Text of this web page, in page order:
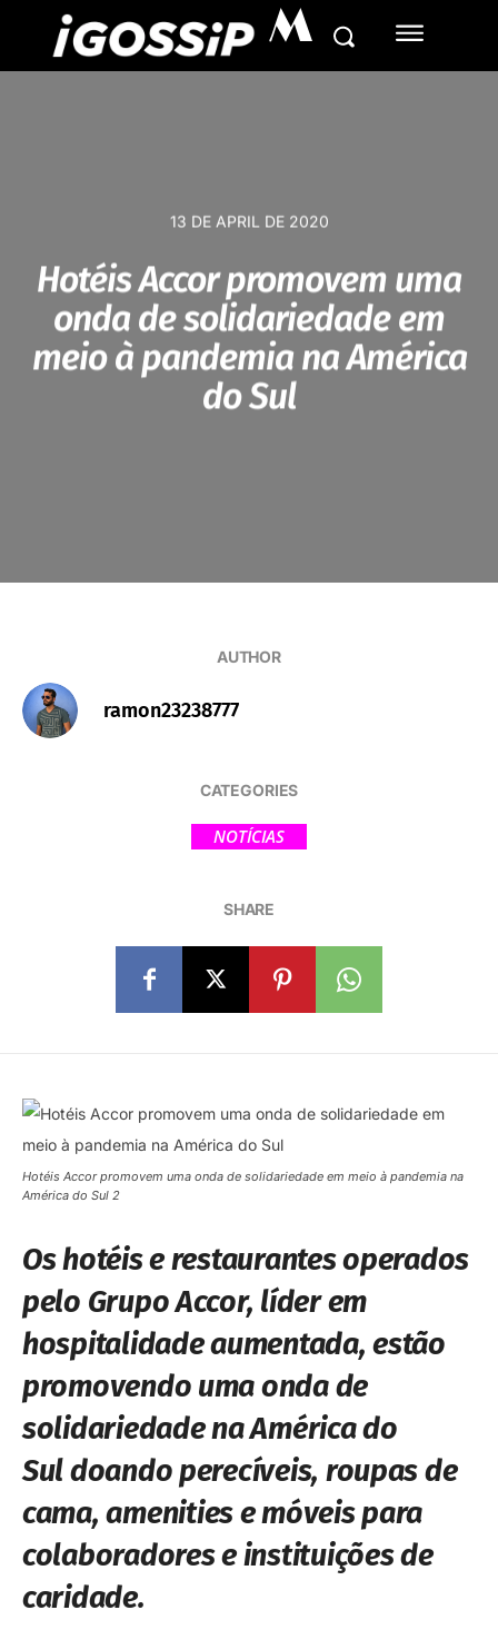
M
13 DE APRIL DE 2020
Hotéis Accor promovem uma
onda de solidariedade em
meio à pandemia na América
do Sul
AUTHOR
ramon23238777
CATEGORIES
NOTÍCIAS
SHARE
Hotéis Accor promovem uma onda de solidariedade em meio à pandemia na
América do Sul 2
Os hotéis e restaurantes operados
pelo Grupo Accor, líder em
hospitalidade aumentada, estão
promovendo uma onda de
solidariedade na América do
Sul doando perecíveis, roupas de
cama,amenitiese móveis para
colaboradores e instituições de
caridade.